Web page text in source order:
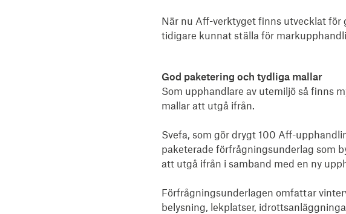
När nu Aff-verktyget finns utvecklat för
tidigare kunnat ställa för
God paketering och tydliga mallar
Som upphandlare av utemiljö så finns
mallar att utgå ifrån.
Svefa, som gör drygt 100 Aff-
paketerade förfrågningsunderlag som
att utgå ifrån i samband med en ny
Förfrågningsunderlagen omfattar
belysning, lekplatser,